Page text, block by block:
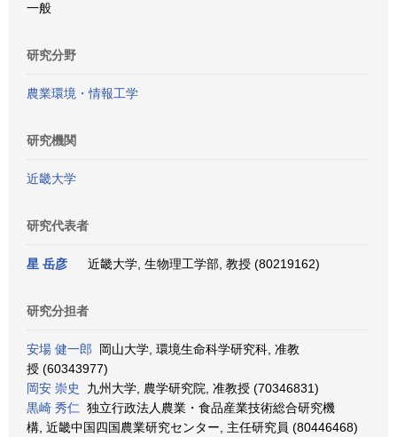
一般
研究分野
農業環境・情報工学
研究機関
近畿大学
研究代表者
星 岳彦 近畿大学, 生物理工学部, 教授 (80219162)
研究分担者
安場 健一郎 岡山大学, 環境生命科学研究科, 准教
授 (60343977)
岡安 崇史
九州大学, 農学研究院, 准教授 (70346831)
黒崎 秀仁 独立行政法人農業・食品産業技術総合研究機
構, 近畿中国四国農業研究センター, 主任研究員 (80446468)